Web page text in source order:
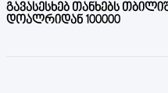
გავასესხებ თანხებს
დოალრიდან 100000